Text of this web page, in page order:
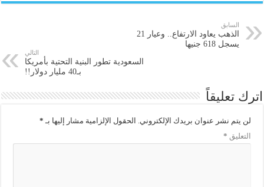
السابق
الذهب يعاود الارتفاع.. وعيار 21
يسجل 618 جنيها
التالي
السعودية تطور البنية التحتية بأمريكا
بـ40 مليار دولار!!
اترك تعليقاً
لن يتم نشر عنوان بريدك الإلكتروني. الحقول الإلزامية مشار إليها بـ *
التعليق *